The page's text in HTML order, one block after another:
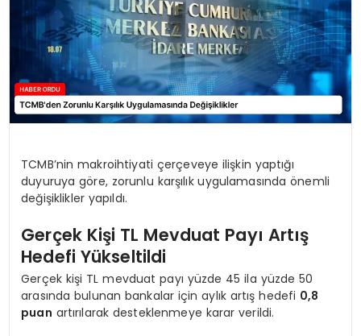
MAGAZIN
SPOR
YAŞAM
TCMB’nin makroihtiyati çerçeveye ilişkin yaptığı
duyuruya göre, zorunlu karşılık uygulamasında önemli
değişiklikler yapıldı.
Gerçek Kişi TL Mevduat Payı Artış
Hedefi Yükseltildi
Gerçek kişi TL mevduat payı yüzde 45 ila yüzde 50
arasında bulunan bankalar için aylık artış hedefi 0,8
puan artırılarak desteklenmeye karar verildi.